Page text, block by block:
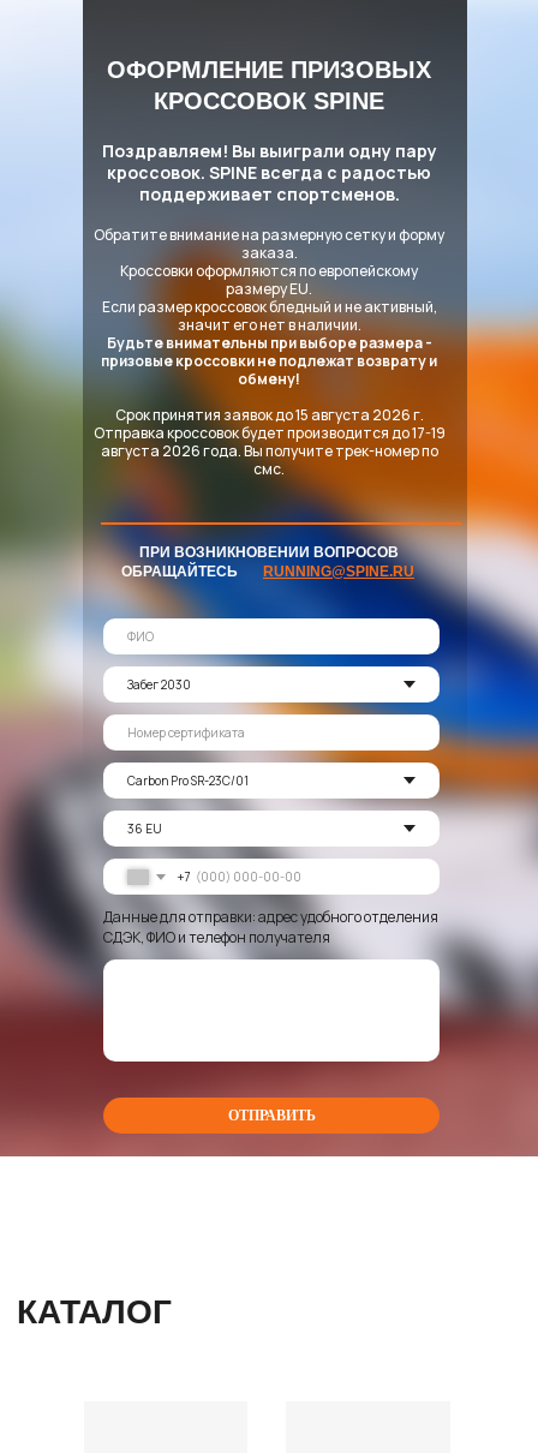
+7
Данные для отправки: адрес удобного отделения
СДЭК, ФИО и телефон получателя
ОТПРАВИТЬ
Нажимая на кнопку, вы соглашаетесь с
ОФОРМЛЕНИЕ ПРИЗОВЫХ
КРОССОВОК SPINE
Поздравляем! Вы выиграли одну пару
кроссовок. SPINE всегда с радостью
поддерживает спортсменов.
Обратите внимание на размерную сетку и форму
заказа.
Кроссовки оформляются по европейскому
размеру EU.
Если размер кроссовок бледный и не активный,
значит его нет в наличии.
Будьте внимательны при выборе размера -
призовые кроссовки не подлежат возврату и
обмену!
Срок принятия заявок до 15 августа 2026 г.
Отправка кроссовок будет производится до 17-19
августа 2026 года. Вы получите трек-номер по
смс.
ПРИ ВОЗНИКНОВЕНИИ ВОПРОСОВ
RUNNING@SPINE.RU
ОБРАЩАЙТЕСЬ
КАТАЛОГ